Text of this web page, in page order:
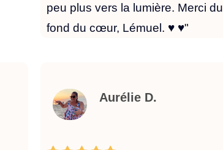
peu plus vers la lumière. Merci du
fond du cœur, Lémuel. ♥️ ♥️"
Aurélie D.